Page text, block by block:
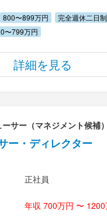
800〜899万円 完全週休二日制
〜799万円
詳細を見る
サー（マネジメント候補
ー・ディレクター
正社員
年収 700万円 〜 1200